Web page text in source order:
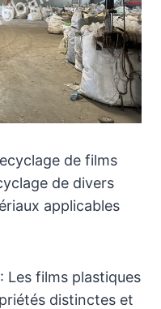
de films
de divers
applicables
Les films plastiques
distinctes et